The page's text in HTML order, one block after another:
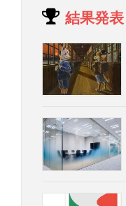
結果発表